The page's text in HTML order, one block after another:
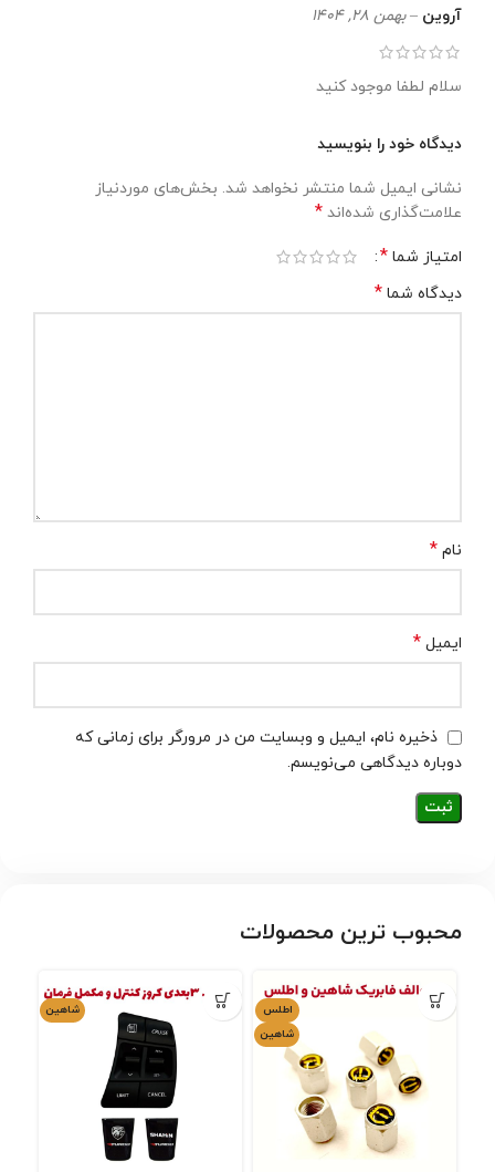
آروین – بهمن 28, 1404
سلام لطفا موجود کنید
دیدگاه خود را بنویسید
نشانی ایمیل شما منتشر نخواهد شد. بخش‌های موردنیاز
علامت‌گذاری شده‌اند *
امتیاز شما *
دیدگاه شما *
نام *
ایمیل *
ذخیره نام، ایمیل و وبسایت من در مرورگر برای زمانی که
دوباره دیدگاهی می‌نویسم.
محبوب ترین محصولات
اطلس
شاهین
شاهین